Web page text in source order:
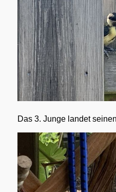
Das 3. Junge landet